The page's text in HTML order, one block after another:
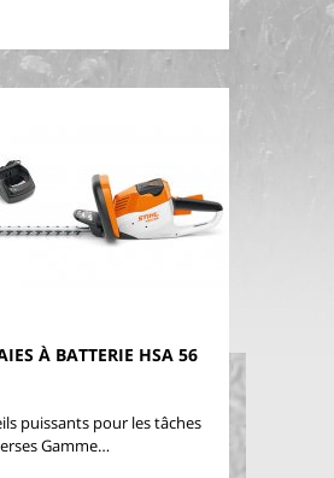
À BATTERIE HSA 56
puissants pour les tâches
Gamme…